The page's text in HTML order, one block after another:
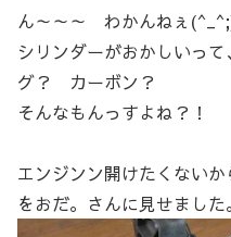
ん～～～ わかんねぇ
シリンダーがおかしいっ
グ？ カーボン？
そんなもんっすよね？！
エンジンン開けたくない
をおだ。さんに見せました。